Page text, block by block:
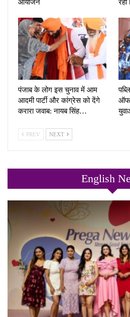
आयोजन
पंजाब के लोग इस चुनाव में आम
आदमी पार्टी और कांग्रेस को देंगे
करारा जवाब: नायब सिंह…
ऑफ
PREV NEXT
English